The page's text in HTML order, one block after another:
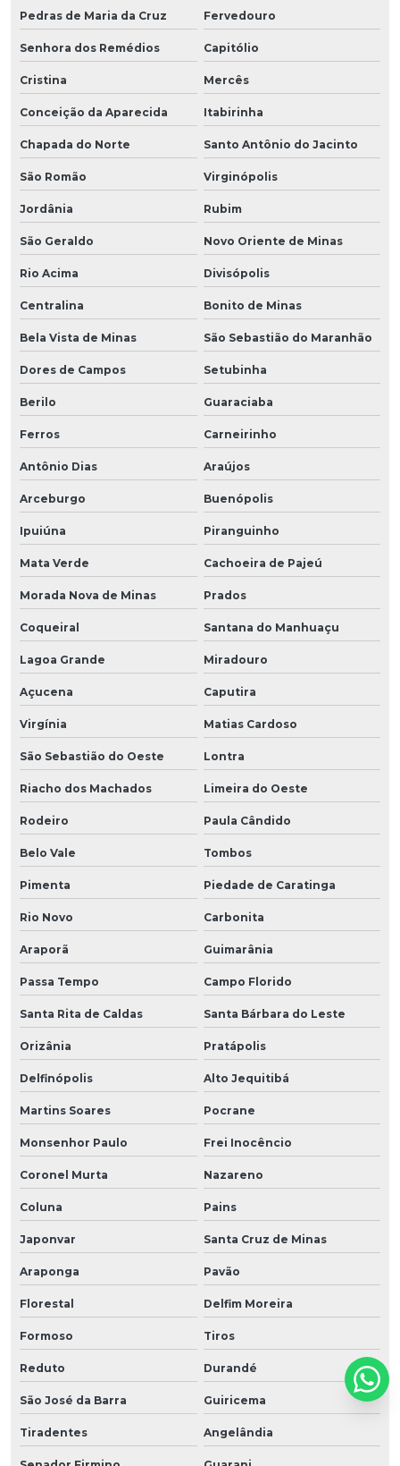
Pedras de Maria da Cruz Fervedouro
Senhora dos Remédios Capitólio
Cristina Mercês
Conceição da Aparecida Itabirinha
Chapada do Norte Santo Antônio do Jacinto
São Romão Virginópolis
Jordânia Rubim
São Geraldo Novo Oriente de Minas
Rio Acima Divisópolis
Centralina Bonito de Minas
Bela Vista de Minas São Sebastião do Maranhão
Dores de Campos Setubinha
Berilo Guaraciaba
Ferros Carneirinho
Antônio Dias Araújos
Arceburgo Buenópolis
Ipuiúna Piranguinho
Mata Verde Cachoeira de Pajeú
Morada Nova de Minas Prados
Coqueiral Santana do Manhuaçu
Lagoa Grande Miradouro
Açucena Caputira
Virgínia Matias Cardoso
São Sebastião do Oeste Lontra
Riacho dos Machados Limeira do Oeste
Rodeiro Paula Cândido
Belo Vale Tombos
Pimenta Piedade de Caratinga
Rio Novo Carbonita
Araporã Guimarânia
Passa Tempo Campo Florido
Santa Rita de Caldas Santa Bárbara do Leste
Orizânia Pratápolis
Delfinópolis Alto Jequitibá
Martins Soares Pocrane
Monsenhor Paulo Frei Inocêncio
Coronel Murta Nazareno
Coluna Pains
Japonvar Santa Cruz de Minas
Araponga Pavão
Florestal Delfim Moreira
Formoso Tiros
Reduto Durandé
São José da Barra Guiricema
Tiradentes Angelândia